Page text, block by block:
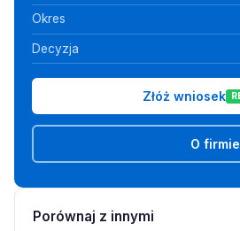
Okres
Decyzja
Złóż wniosek
O firmie
Porównaj z innymi